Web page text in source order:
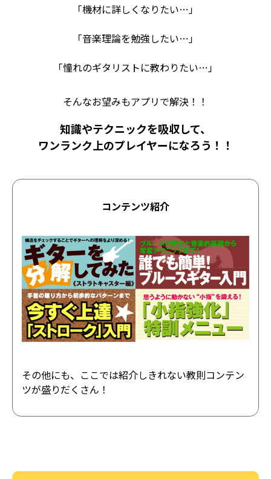
「機材に詳しくなりたい…」
「音楽理論を勉強したい…」
「憧れのギタリストに教わりたい…」
そんなお望みもアプリで解決！！
知識やテクニックを吸収して、
ワンランク上のプレイヤーになろう！！
コンテンツ紹介
その他にも、ここでは紹介しきれない教則コンテン
ツが盛りだくさん！